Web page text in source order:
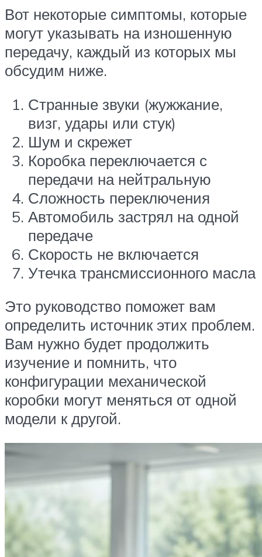
Вот некоторые симптомы, которые
могут указывать на изношенную
передачу, каждый из которых мы
обсудим ниже.
Странные звуки (жужжание,
визг, удары или стук)
Шум и скрежет
Коробка переключается с
передачи на нейтральную
Сложность переключения
Автомобиль застрял на одной
передаче
Скорость не включается
Утечка трансмиссионного масла
Это руководство поможет вам
определить источник этих проблем.
Вам нужно будет продолжить
изучение и помнить, что
конфигурации механической
коробки могут меняться от одной
модели к другой.